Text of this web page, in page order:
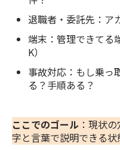
退職者・委託先：ア
端末：管理できてる
K）
事故対応：もし乗っ
る？手順ある？
ここでのゴール ：現状
字と言葉で説明できる状